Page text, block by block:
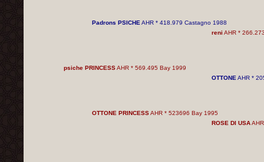
Padrons PSICHEAHR * 418.979 Castagno 1988
reni AHR *
psiche PRINCESSAHR * 569.495 Bay 1999
OTTONEAHR *
OTTONE PRINCESSAHR * 523696 Bay 1995
ROSE DI USA